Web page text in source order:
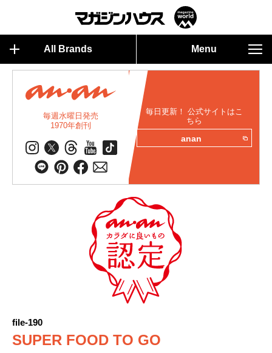
All Brands Menu
毎週水曜日発売
1970年創刊
毎日更新！ 公式サイトはこ
ちら
anan
file-190
SUPER FOOD TO GO